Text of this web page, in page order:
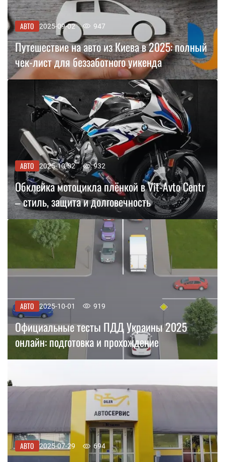
АВТО 2025-09-02 947
Путешествие на авто из Киева в 2025: полный
чек-лист для беззаботного уикенда
АВТО 2025-10-02 932
Обклейка мотоцикла плёнкой в Vit-Avto Centr
– стиль, защита и долговечность
АВТО 2025-10-01 919
Официальные тесты ПДД Украины 2025
онлайн: подготовка и прохождение
АВТО 2025-07-29 694